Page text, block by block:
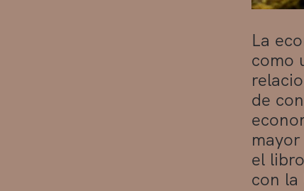
La
como
de
el
con la